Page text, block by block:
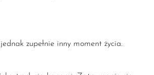
zupełnie inny moment życia.